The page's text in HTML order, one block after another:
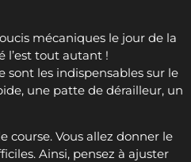
mécaniques le jour de la
l’est tout autant !
les indispensables sur le
une patte de dérailleur, un
course. Vous allez donner le
Ainsi, pensez à ajuster